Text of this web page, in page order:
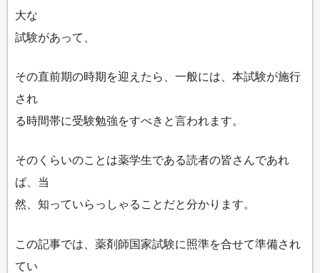
大な
試験があって、
その直前期の時期を迎えたら、一般には、本試験が施行
され
る時間帯に受験勉強をすべきと言われます。
そのくらいのことは薬学生である読者の皆さんであれ
ば、当
然、知っていらっしゃることだと分かります。
この記事では、薬剤師国家試験に照準を合せて準備され
てい